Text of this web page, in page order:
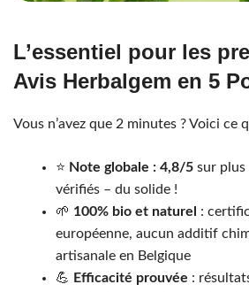
L’essentiel pour les
Avis Herbalgem en 5
Vous n’avez que 2 minutes ? Voici ce
⭐ Note globale : 4,8/5 sur plus
vérifiés – du solide !
🌱 100% bio et naturel
:
européenne, aucun additif
artisanale en Belgique
💪 Efficacité prouvée :